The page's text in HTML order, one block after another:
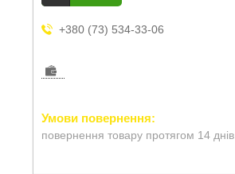
+380 (73) 534-33-06
повернення товару протягом 14 днів